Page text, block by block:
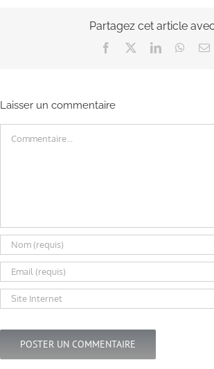
Partagez cet article
Facebook LinkedIn
Laisser un commentaire